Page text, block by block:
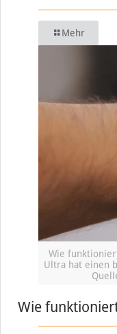
Mehr
Wie
Ultra hat einen
Wie